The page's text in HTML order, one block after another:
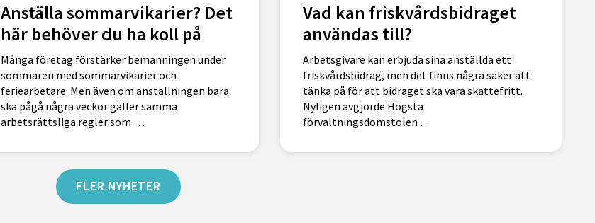
Anställa sommarvikarier? Det
här behöver du ha koll på
Många företag förstärker bemanningen under
sommaren med sommarvikarier och
feriearbetare. Men även om anställningen bara
ska pågå några veckor gäller samma
arbetsrättsliga regler som …
Vad kan friskvårdsbidraget
användas till?
Arbetsgivare kan erbjuda sina anställda ett
friskvårdsbidrag, men det finns några saker att
tänka på för att bidraget ska vara skattefritt.
Nyligen avgjorde Högsta
förvaltningsdomstolen …
FLER NYHETER